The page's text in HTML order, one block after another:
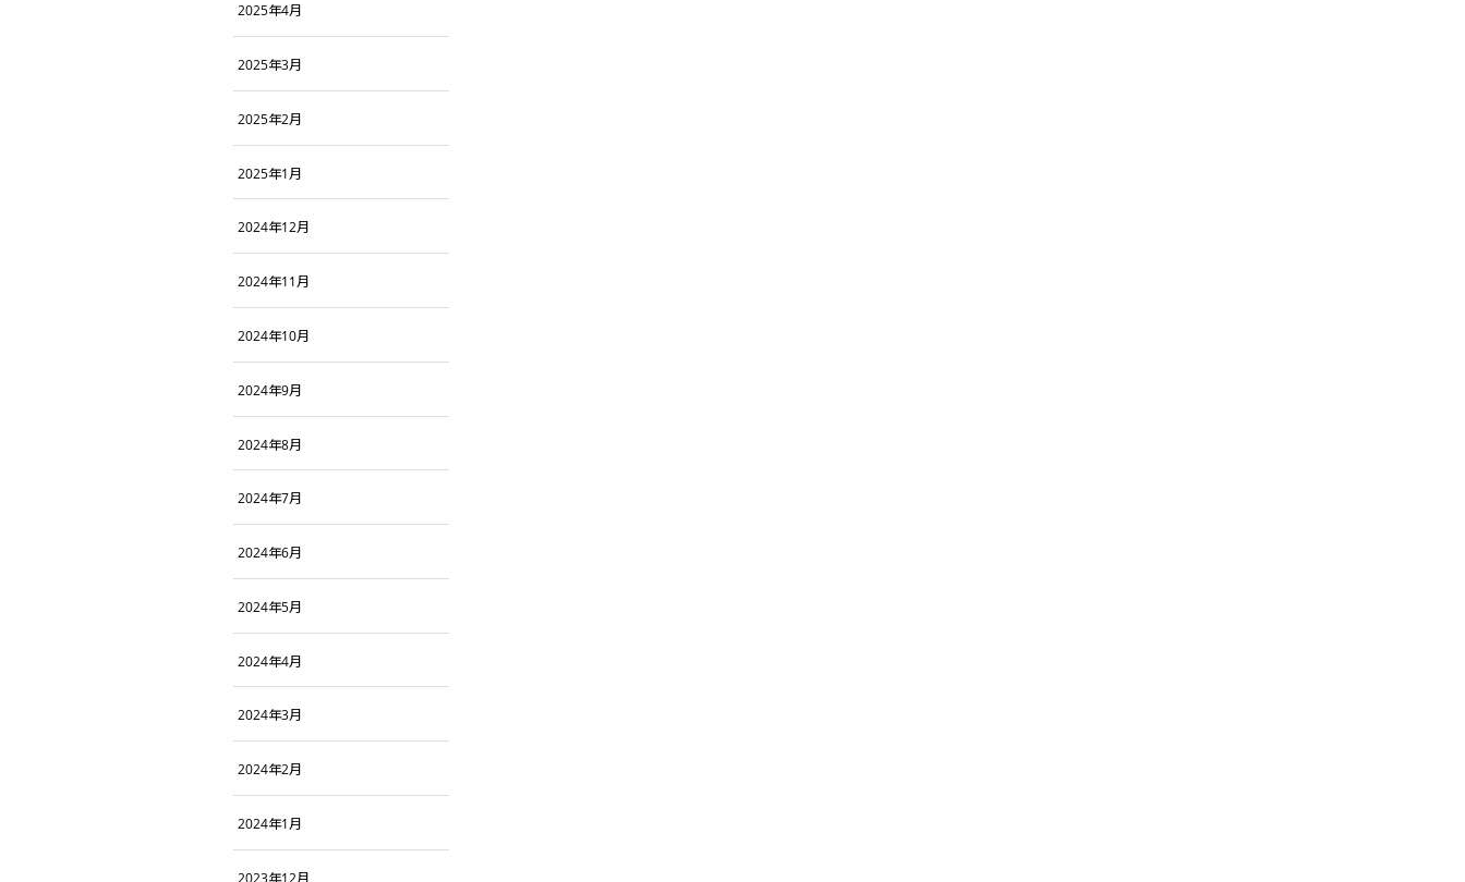
2025年4月
2025年3月
2025年2月
2025年1月
2024年12月
2024年11月
2024年10月
2024年9月
2024年8月
2024年7月
2024年6月
2024年5月
2024年4月
2024年3月
2024年2月
2024年1月
2023年12月